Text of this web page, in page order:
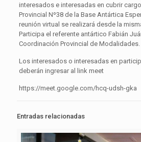
interesados e interesadas en cubrir
Provincial Nº38 de la Base Antártica
reunión virtual se realizará desde la
Participa el referente antártico Fabián
Coordinación Provincial de Modalidades.
Los interesados o interesadas en
deberán ingresar al link meet
https://meet.google.com/hcq-udsh-gka
Entradas relacionadas